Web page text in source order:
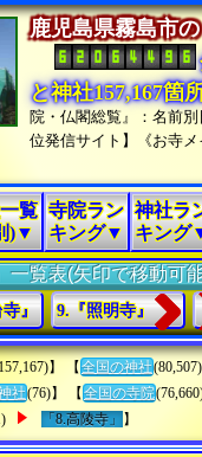
鹿児島県霧島市の
と神社157,167箇
院・仏閣総覧』：名前
位発信サイト】《お寺
覧
)▼
寺院ラン
キング▼
神社ラ
キング
一覧表(矢印で移動可
寺』 9.『照明寺』
】 【 全国の神社(80,507)
社(76)】 【 全国の寺院
「8.高陵寺」 】